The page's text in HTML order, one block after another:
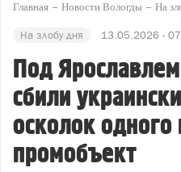
Главная Новости Вологды На
На злобу дня 13.05.2026 -
Под
сбили
осколок
промобъект